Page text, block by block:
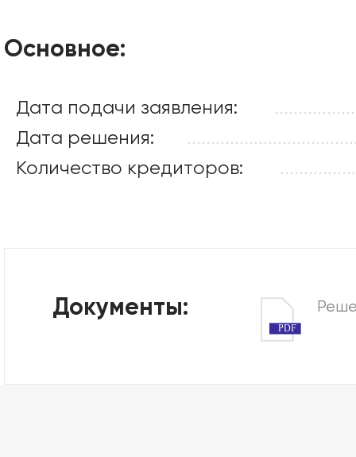
Основное:
Дата подачи заявления:
Дата решения:
Количество кредиторов:
Документы:
PDF